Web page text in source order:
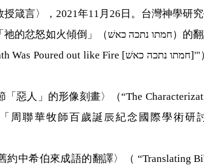
授箴言〉，2021年11月26日。台灣神學研
祂的忿怒如火傾倒」（חמתו נתכה כאשׁ）的
Was Poured out like Fire [חמתו נתכה כאשׁ]'"
「惡人」的形像刻畫〉 （“The
周聯華牧師百歲誕 辰紀念國際學術研
約中希伯來成語的翻譯〉（ “Translating